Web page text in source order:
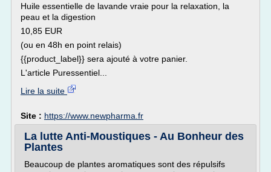
Huile essentielle de lavande vraie pour la relaxation, la
peau et la digestion
10,85 EUR
(ou en 48h en point relais)
{{product_label}} sera ajouté à votre panier.
L'article Puressentiel...
Lire la suite
Site : https://www.newpharma.fr
La lutte Anti-Moustiques - Au Bonheur des
Plantes
Beaucoup de plantes aromatiques sont des répulsifs